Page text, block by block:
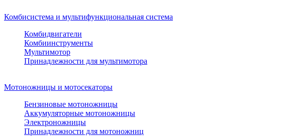
Комбисистема и мультифункциональная система
Комбидвигатели
Комбиинструменты
Мультимотор
Принадлежности для мультимотора
Мотоножницы и мотосекаторы
Бензиновые мотоножницы
Аккумуляторные мотоножницы
Электроножницы
Принадлежности для мотоножниц